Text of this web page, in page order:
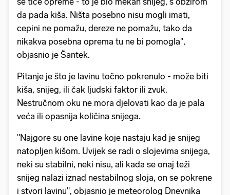
da pada kiša. Ništa posebno nisu mogli imati,
cepini ne pomažu, dereze ne pomažu, tako da
nikakva posebna oprema tu ne bi pomogla",
objasnio je Šantek.
Pitanje je što je lavinu točno pokrenulo - može biti
kiša, snijeg, ili čak ljudski faktor ili zvuk.
Nestručnom oku ne mora djelovati kao da je pala
veća ili opasnija količina snijega.
"Najgore su one lavine koje nastaju kad je snijeg
natopljen kišom. Uvijek se radi o slojevima snijega,
neki su stabilni, neki nisu, ali kada se onaj teži
snijeg nalazi iznad nestabilnog sloja, on se pokrene
i stvori lavinu", objasnio je meteorolog Dnevnika